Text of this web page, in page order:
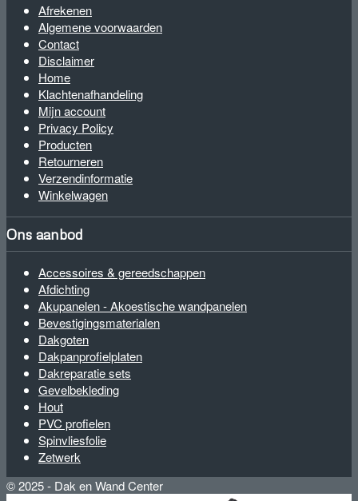
Afrekenen
Algemene voorwaarden
Contact
Disclaimer
Home
Klachtenafhandeling
Mijn account
Privacy Policy
Producten
Retourneren
Verzendinformatie
Winkelwagen
Ons aanbod
Accessoires & gereedschappen
Afdichting
Akupanelen - Akoestische wandpanelen
Bevestigingsmaterialen
Dakgoten
Dakpanprofielplaten
Dakreparatie sets
Gevelbekleding
Hout
PVC profielen
Spinvliesfolie
Zetwerk
© 2025 - Dak en Wand Center